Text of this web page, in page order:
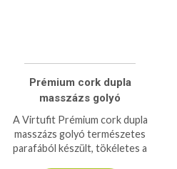
Prémium cork dupla
masszázs golyó
A Virtufit Prémium cork dupla
masszázs golyó természetes
parafából készült, tökéletes a